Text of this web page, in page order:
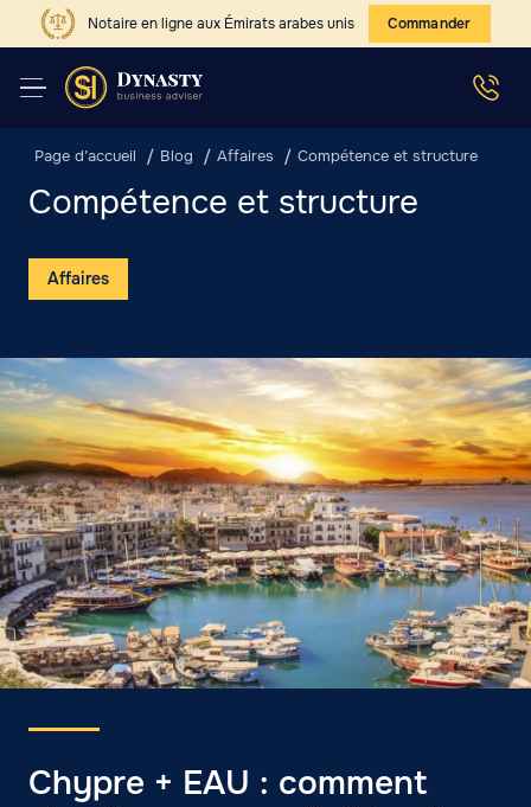
Notaire en ligne aux Émirats arabes unis Commander
Page d’accueil Blog Affaires Compétence et structure
Compétence et structure
Affaires
Chypre + EAU : comment